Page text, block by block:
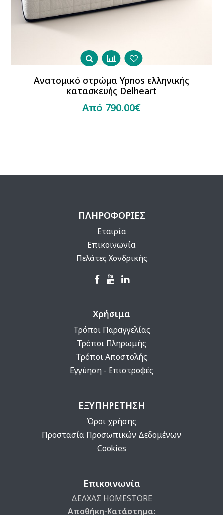
Ανατομικό στρώμα Ypnos ελληνικής
κατασκευής Delheart
Από 790.00€
ΠΛΗΡΟΦΟΡΙΕΣ
Εταιρία
Επικοινωνία
Πελάτες Χονδρικής
Χρήσιμα
Τρόποι Παραγγελίας
Τρόποι Πληρωμής
Τρόποι Αποστολής
Εγγύηση - Επιστροφές
ΕΞΥΠΗΡΕΤΗΣΗ
Όροι χρήσης
Προστασία Προσωπικών Δεδομένων
Cookies
Επικοινωνία
ΔΕΛΧΑΣ HOMESTORE
Αποθήκη-Κατάστημα: